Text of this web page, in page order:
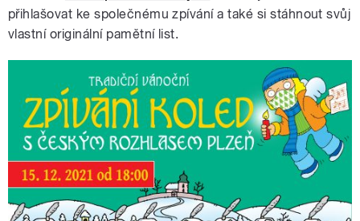
přihlašovat ke společnému zpívání a také si stáhnout svůj
vlastní originální pamětní list.